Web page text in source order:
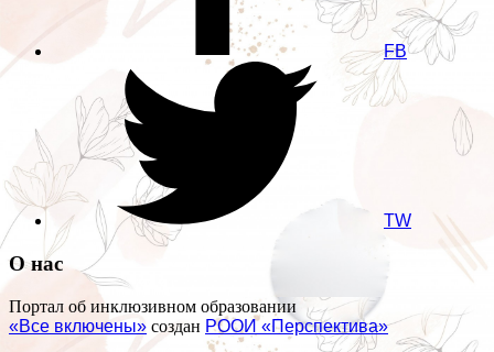
FB
TW
О нас
Портал об инклюзивном образовании
«Все включены» создан РООИ «Перспектива»